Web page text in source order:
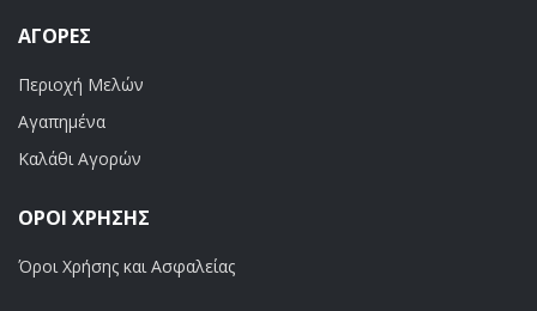
ΑΓΟΡΈΣ
Περιοχή Μελών
Αγαπημένα
Καλάθι Αγορών
ΟΡΟΙ ΧΡΗΣΗΣ
Όροι Χρήσης και Ασφαλείας